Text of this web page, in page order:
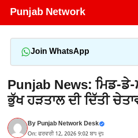
Skip
Punjab Network
Join WhatsApp
Punjab News: ਮਿਡ-
ਭੁੱਖ ਹੜਤਾਲ ਦੀ ਦਿੱਤੀ
ByPunjab Network Desk
On: ਫਰਵਰੀ 12, 2026 9:02 ਬਾਃ ਦੁਃ